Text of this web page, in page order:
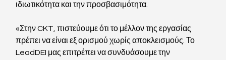
ιδιωτικότητα και την προσβασιμότητα.
«Στην CKT, πιστεύουμε ότι το μέλλον της εργασίας
πρέπει να είναι εξ ορισμού χωρίς αποκλεισμούς. Το
LeadDEI μας επιτρέπει να συνδυάσουμε την